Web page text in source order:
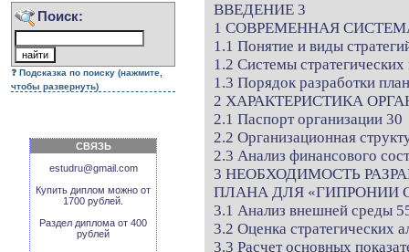
Поиск:
Подсказка по поиску (нажмите,
чтобы развернуть)
СВЯЗЬ
estudru@gmail.com
Купить диплом можно от
1700 рублей.
Раздел диплома от 400
рублей
ВВЕДЕНИЕ 3
1 СОВРЕМЕННАЯ
1.1 Понятие и виды
1.2 Системы
1.3 Порядок разработки
2 ХАРАКТЕРИСТИКА
2.1 Паспорт организации 30
2.2 Организационная
2.3 Анализ финансового
3 НЕОБХОДИМОСТЬ
ПЛАНА ДЛЯ «ГИПРОНИИ
3.1 Анализ внешней среды
3.2 Оценка
3.3 Расчет основных